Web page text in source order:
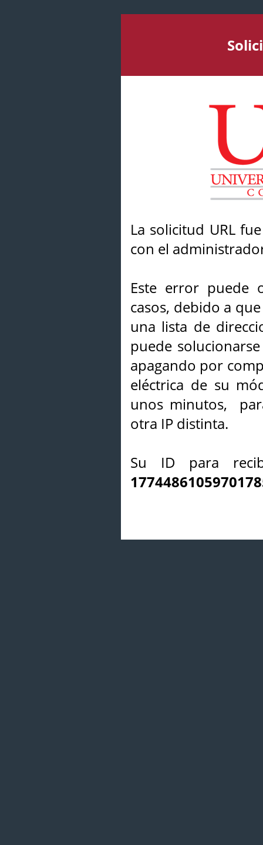
La solicitud URL
con el
Este error puede
casos, debido a
una lista de
puede
apagando por
eléctrica de su
unos minutos,
otra IP distinta.
Su ID para